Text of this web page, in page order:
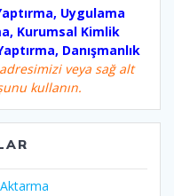
Uygulama
Kurumsal Kimlik
Danışmanlık
veya sağ alt
kullanın.